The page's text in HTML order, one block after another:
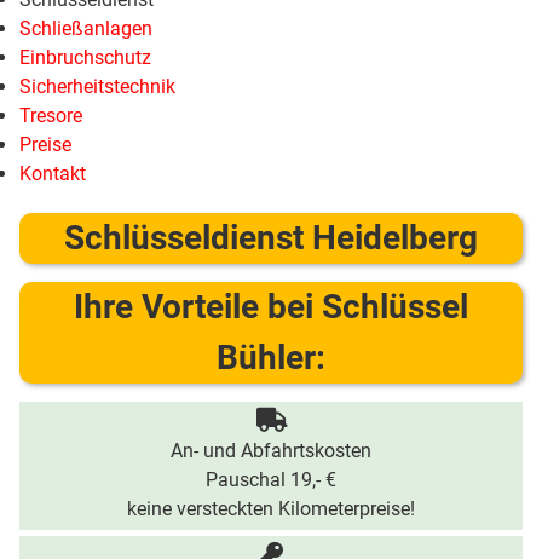
Schließanlagen
Einbruchschutz
Sicherheitstechnik
Tresore
Preise
Kontakt
Schlüsseldienst Heidelberg
Ihre Vorteile bei Schlüssel
Bühler:
An- und Abfahrtskosten
Pauschal 19,- €
keine versteckten Kilometerpreise!